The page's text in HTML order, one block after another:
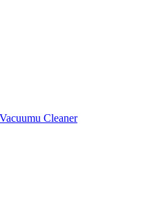
Cleaner